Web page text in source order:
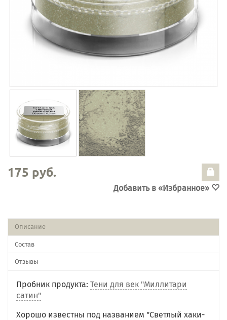
175 руб.
Добавить в «Избранное»
Описание
Состав
Отзывы
Пробник продукта: Тени для век "Миллитари
сатин"
Хорошо известны под названием "Светлый хаки-